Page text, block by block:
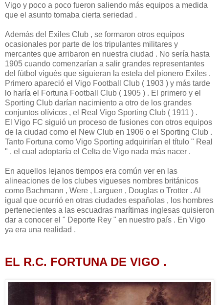
Vigo y poco a poco fueron saliendo más equipos a medida
que el asunto tomaba cierta seriedad .
Además del Exiles Club , se formaron otros equipos
ocasionales por parte de los tripulantes militares y
mercantes que arribaron en nuestra ciudad . No sería hasta
1905 cuando comenzarían a salir grandes representantes
del fútbol vigués que siguieran la estela del pionero Exiles .
Primero apareció el Vigo Football Club ( 1903 ) y más tarde
lo haría el Fortuna Football Club ( 1905 ) . El primero y el
Sporting Club darían nacimiento a otro de los grandes
conjuntos olívicos , el Real Vigo Sporting Club ( 1911 ) .
El Vigo FC siguió un proceso de fusiones con otros equipos
de la ciudad como el New Club en 1906 o el Sporting Club .
Tanto Fortuna como Vigo Sporting adquirirían el título " Real
" , el cual adoptaría el Celta de Vigo nada más nacer .
En aquellos lejanos tiempos era común ver en las
alineaciones de los clubes vigueses nombres británicos
como Bachmann , Were , Larguen , Douglas o Trotter . Al
igual que ocurrió en otras ciudades españolas , los hombres
pertenecientes a las escuadras marítimas inglesas quisieron
dar a conocer el " Deporte Rey " en nuestro país . En Vigo
ya era una realidad .
EL R.C. FORTUNA DE VIGO .